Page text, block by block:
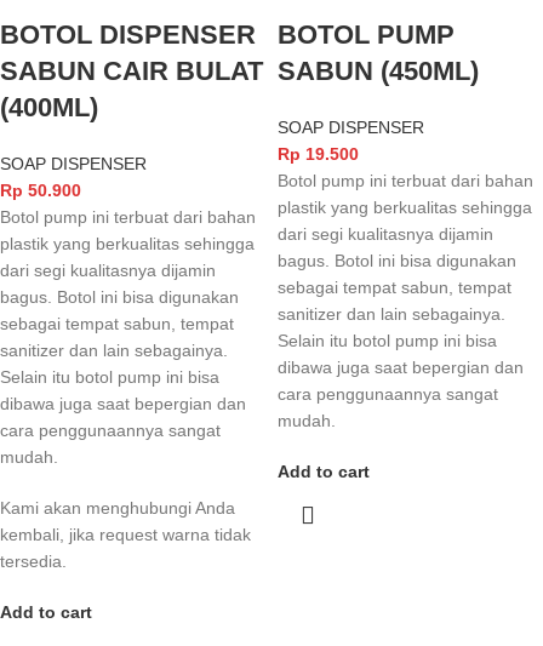
BOTOL DISPENSER
SABUN CAIR BULAT
(400ML)
SOAP DISPENSER
Rp 50.900
Botol pump ini terbuat dari bahan
plastik yang berkualitas sehingga
dari segi kualitasnya dijamin
bagus. Botol ini bisa digunakan
sebagai tempat sabun, tempat
sanitizer dan lain sebagainya.
Selain itu botol pump ini bisa
dibawa juga saat bepergian dan
cara penggunaannya sangat
mudah.
Kami akan menghubungi Anda
kembali, jika request warna tidak
tersedia.
Add to cart
BOTOL PUMP
SABUN (450ML)
SOAP DISPENSER
Rp 19.500
Botol pump ini terbuat dari bahan
plastik yang berkualitas sehingga
dari segi kualitasnya dijamin
bagus. Botol ini bisa digunakan
sebagai tempat sabun, tempat
sanitizer dan lain sebagainya.
Selain itu botol pump ini bisa
dibawa juga saat bepergian dan
cara penggunaannya sangat
mudah.
Add to cart